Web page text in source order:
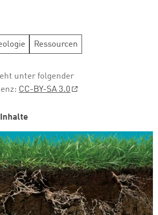
Ressourcen
unter folgender
CC-BY-SA 3.0